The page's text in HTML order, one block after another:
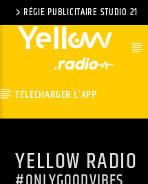
RÉGIE PUBLICITAIRE STUDIO 21
TÉLÉCHARGER L’APP
YELLOW RADIO